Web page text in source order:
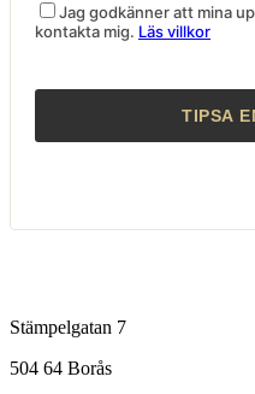
Jag godkänner att mina
kontakta mig. Läs villkor
Stämpelgatan 7
504 64 Borås